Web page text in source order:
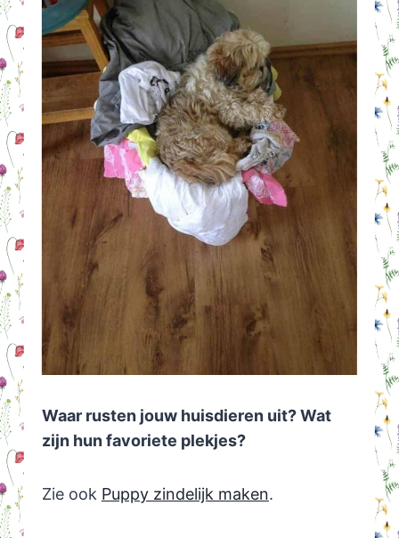
Waar rusten jouw huisdieren uit? Wat
zijn hun favoriete plekjes?
Zie ook Puppy zindelijk maken.